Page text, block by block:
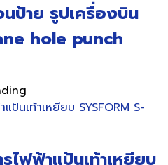
The
options
may
the
นป้าย รูปเครื่องบิน
hole punch
ไฟฟ้าแป้นเท้าเหยียบ